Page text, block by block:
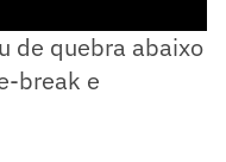
de quebra abaixo
break e